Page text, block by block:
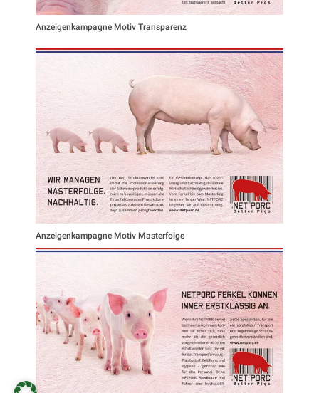
Anzeigenkampagne Motiv Transparenz
Anzeigenkampagne Motiv Masterfolge